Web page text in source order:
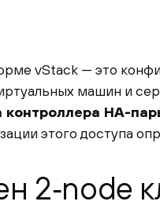
vStack — это
машин и
контроллера HA-
этого доступа
2‑node